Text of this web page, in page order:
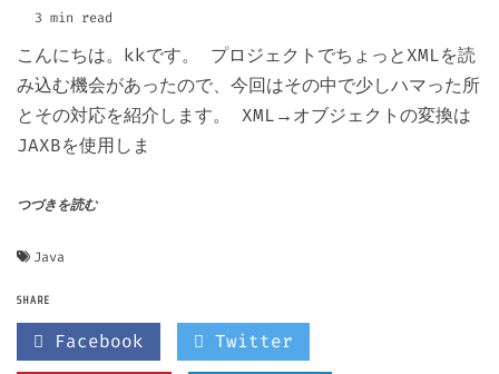
3 min read
こんにちは。kkです。 プロジェクトでちょっとXMLを読
み込む機会があったので、今回はその中で少しハマった所
とその対応を紹介します。 XML→オブジェクトの変換は
JAXBを使用しま
つづきを読む
Java
SHARE
Facebook Twitter